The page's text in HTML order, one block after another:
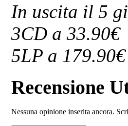
In uscita il 5
3CD a 33.90€
5LP a 179.90€
Recensione
Nessuna opinione inserita ancora.